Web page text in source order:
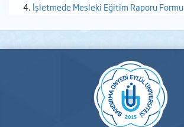
İşletmede Mesleki Eğitim Raporu Formu